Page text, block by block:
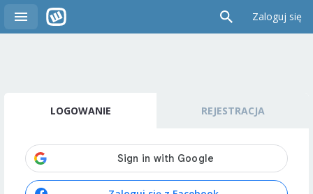
Zaloguj się
LOGOWANIE REJESTRACJA